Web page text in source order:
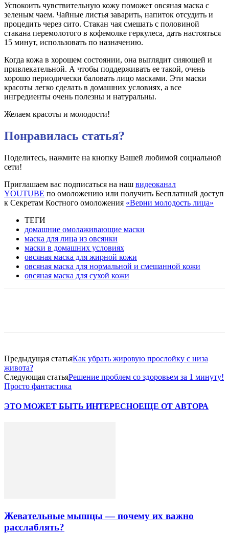
Успокоить чувствительную кожу поможет овсяная маска с
зеленым чаем. Чайные листья заварить, напиток отсудить и
процедить через сито. Стакан чая смешать с половиной
стакана перемолотого в кофемолке геркулеса, дать настояться
15 минут, использовать по назначению.
Когда кожа в хорошем состоянии, она выглядит сияющей и
привлекательной. А чтобы поддерживать ее такой, очень
хорошо периодически баловать лицо масками. Эти маски
красоты легко сделать в домашних условиях, а все
ингредиенты очень полезны и натуральны.
Желаем красоты и молодости!
Понравилась статья?
Поделитесь, нажмите на кнопку Вашей любимой социальной
сети!
Приглашаем вас подписаться на наш видеоканал
YOUTUBE по омоложению или получить Бесплатный доступ
к Секретам Костного омоложения «Верни молодость лица»
ТЕГИ
домашние омолаживающие маски
маска для лица из овсянки
маски в домашних условиях
овсяная маска для жирной кожи
овсяная маска для нормальной и смешанной кожи
овсяная маска для сухой кожи
Предыдущая статьяКак убрать жировую прослойку с низа
живота?
Следующая статьяРешение проблем со здоровьем за 1 минуту!
Просто фантастика
ЭТО МОЖЕТ БЫТЬ ИНТЕРЕСНОЕЩЕ ОТ АВТОРА
Жевательные мышцы — почему их важно
расслаблять?